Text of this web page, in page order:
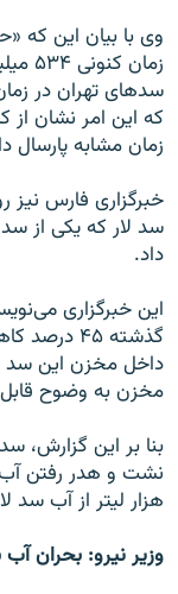
وی با بیان این که
زمان مشابه پارسال
سد لار که یکی از
داد.
این خبرگزاری
گذشته ۴۵
داخل مخزن این
مخزن به وضوح
بنا بر این گزارش،
هزار لیتر از آب سد
وزیر نیرو: بحران